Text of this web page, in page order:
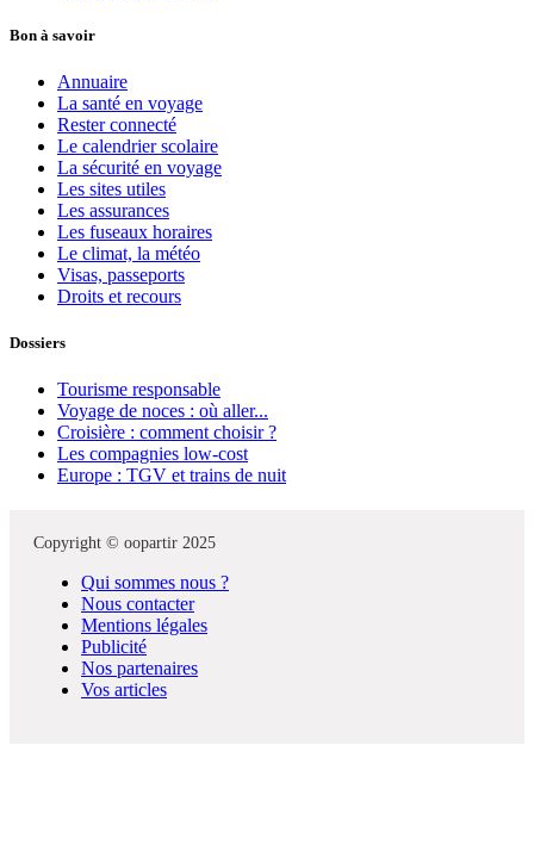
Bon à savoir
Annuaire
La santé en voyage
Rester connecté
Le calendrier scolaire
La sécurité en voyage
Les sites utiles
Les assurances
Les fuseaux horaires
Le climat, la météo
Visas, passeports
Droits et recours
Dossiers
Tourisme responsable
Voyage de noces : où aller...
Croisière : comment choisir ?
Les compagnies low-cost
Europe : TGV et trains de nuit
Copyright © oopartir 2025
Qui sommes nous ?
Nous contacter
Mentions légales
Publicité
Nos partenaires
Vos articles